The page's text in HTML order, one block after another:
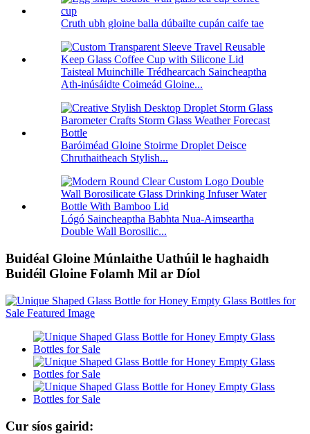
Cruth ubh gloine balla dúbailte cupán caife tae
Taisteal Muinchille Trédhearcach Saincheaptha
Ath-inúsáidte Coimeád Gloine...
Baróiméad Gloine Stoirme Droplet Deisce
Chruthaitheach Stylish...
Lógó Saincheaptha Babhta Nua-Aimseartha
Double Wall Borosilic...
Buidéal Gloine Múnlaithe Uathúil le haghaidh
Buidéil Gloine Folamh Mil ar Díol
Cur síos gairid: